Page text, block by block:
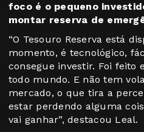
foco é o pequeno
montar reserva de
“O Tesouro Reserva está
momento, é tecnológico,
consegue investir. Foi feito
todo mundo. E não tem
mercado, o que tira a
estar perdendo alguma
vai ganhar”, destacou Leal.